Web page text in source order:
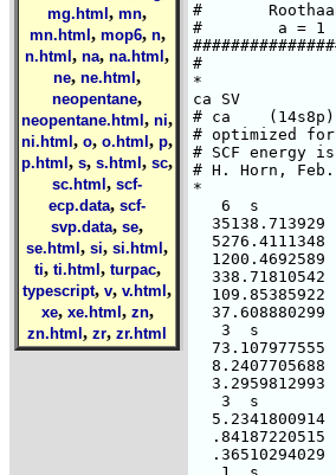
mg.html , mn,
mn.html , mop6, n,
n.html , na, na.html ,
ne, ne.html ,
neopentane,
neopentane.html , ni,
ni.html , o, o.html , p,
p.html , s, s.html , sc,
sc.html , scf-
ecp.data, scf-
svp.data, se,
se.html , si, si.html ,
ti, ti.html , turpac,
typescript, v, v.html ,
xe, xe.html , zn,
zn.html , zr, zr.html